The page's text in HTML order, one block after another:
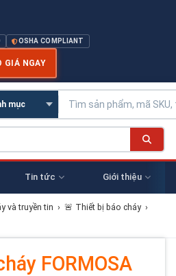
OSHA COMPLIANT
GIÁ NGAY
Tin tức Giới thiệu
và truyền tin › 🚨 Thiết bị báo cháy ›
FORMOSA